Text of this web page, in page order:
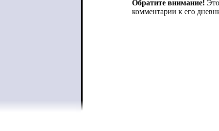
Обратите внимание!
комментарии к его